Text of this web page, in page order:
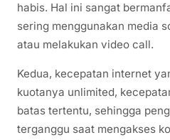
habis. Hal ini sangat
sering menggunakan media
atau melakukan video call.
Kedua, kecepatan internet
kuotanya unlimited,
batas tertentu, sehingga
terganggu saat mengakses